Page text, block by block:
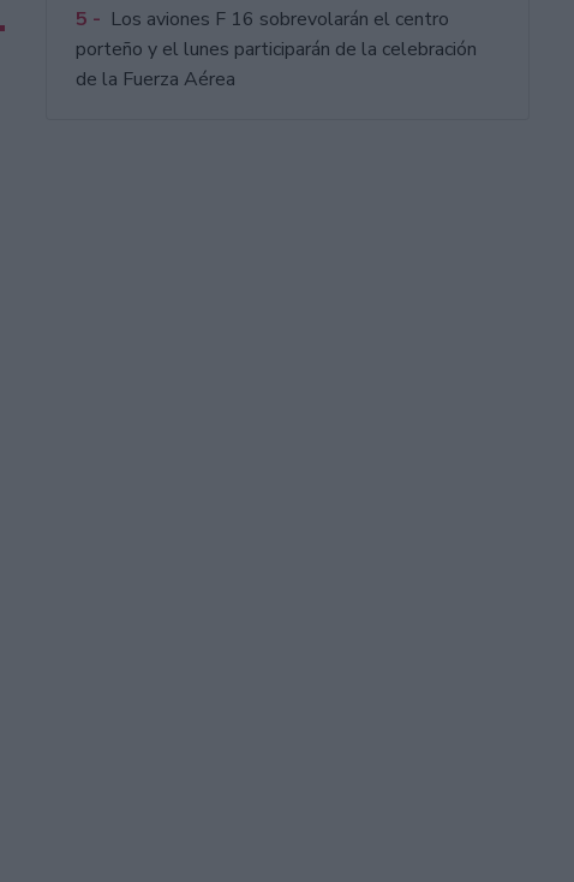
5 - Los aviones F 16 sobrevolarán el centro
porteño y el lunes participarán de la celebración
de la Fuerza Aérea